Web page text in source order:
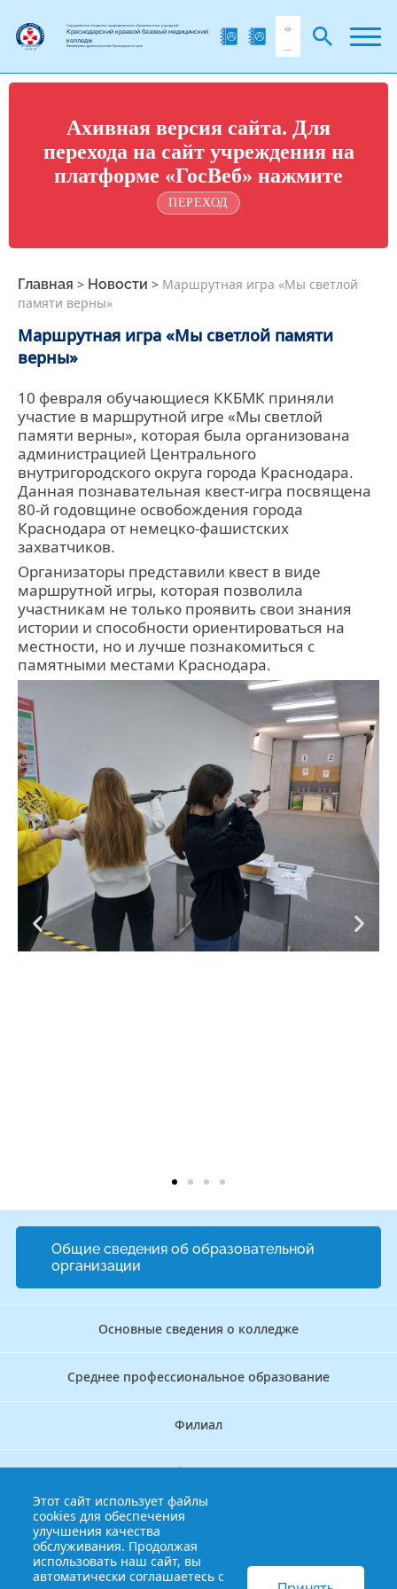
Государственное бюджетное профессиональное образовательное учреждение
Краснодарский краевой базовый медицинский
колледж
Министерства здравоохранения Краснодарского края
Ахивная версия сайта. Для
перехода на сайт учреждения на
платформе «ГосВеб» нажмите
ПЕРЕХОД
Главная > Новости > Маршрутная игра «Мы светлой
памяти верны»
Маршрутная игра «Мы светлой памяти
верны»
10 февраля обучающиеся ККБМК приняли
участие в маршрутной игре «Мы светлой
памяти верны», которая была организована
администрацией Центрального
внутригородского округа города Краснодара.
Данная познавательная квест-игра посвящена
80-й годовщине освобождения города
Краснодара от немецко-фашистских
захватчиков.
Организаторы представили квест в виде
маршрутной игры, которая позволила
участникам не только проявить свои знания
истории и способности ориентироваться на
местности, но и лучше познакомиться с
памятными местами Краснодара.
Общие сведения об образовательной
организации
Основные сведения о колледже
Среднее профессиональное образование
Филиал
Дополнительное профессиональное образование
Аккредитационно — симуляционный центр
Бережливый колледж
Этот сайт использует файлы
cookies для обеспечения
улучшения качества
обслуживания. Продолжая
использовать наш сайт, вы
автоматически соглашаетесь с